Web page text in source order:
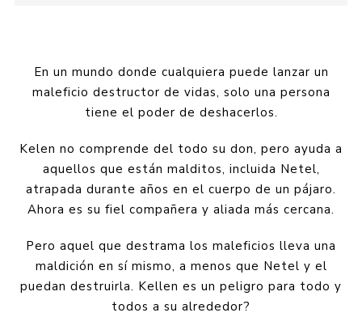
En un mundo donde cualquiera puede lanzar un
maleficio destructor de vidas, solo una persona
tiene el poder de deshacerlos.
Kelen no comprende del todo su don, pero ayuda a
aquellos que están malditos, incluida Netel,
atrapada durante años en el cuerpo de un pájaro.
Ahora es su fiel compañera y aliada más cercana.
Pero aquel que destrama los maleficios lleva una
maldición en sí mismo, a menos que Netel y el
puedan destruirla. Kellen es un peligro para todo y
todos a su alrededor?